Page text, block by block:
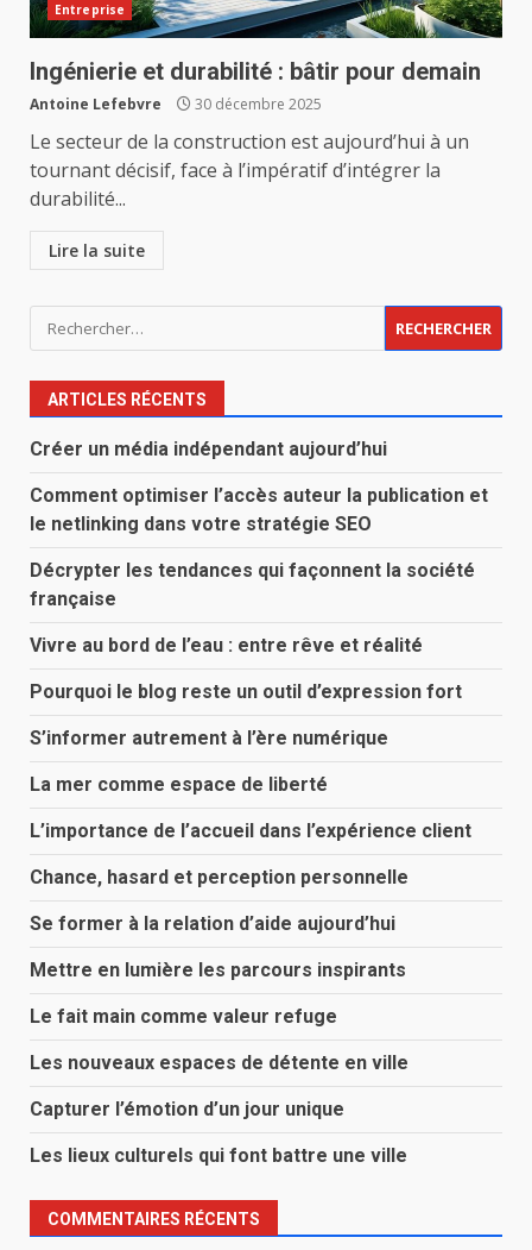
Entreprise
Ingénierie et durabilité : bâtir pour demain
Antoine Lefebvre 30 décembre 2025
Le secteur de la construction est aujourd’hui à un
tournant décisif, face à l’impératif d’intégrer la
durabilité...
Lire la suite
Rechercher :
ARTICLES RÉCENTS
Créer un média indépendant aujourd’hui
Comment optimiser l’accès auteur la publication et
le netlinking dans votre stratégie SEO
Décrypter les tendances qui façonnent la société
française
Vivre au bord de l’eau : entre rêve et réalité
Pourquoi le blog reste un outil d’expression fort
S’informer autrement à l’ère numérique
La mer comme espace de liberté
L’importance de l’accueil dans l’expérience client
Chance, hasard et perception personnelle
Se former à la relation d’aide aujourd’hui
Mettre en lumière les parcours inspirants
Le fait main comme valeur refuge
Les nouveaux espaces de détente en ville
Capturer l’émotion d’un jour unique
Les lieux culturels qui font battre une ville
COMMENTAIRES RÉCENTS